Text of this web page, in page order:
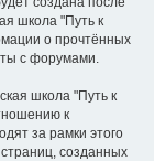
школа "Путь к
о прочтённых
с форумами.
школа "Путь к
к
за рамки этого
созданных